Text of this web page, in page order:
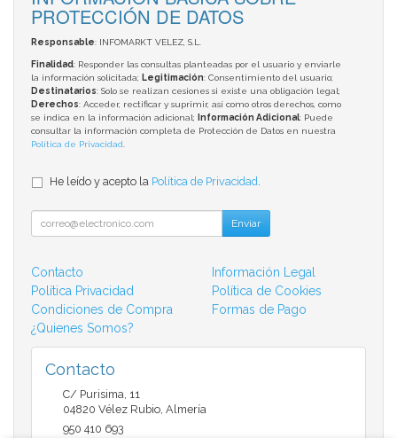
PROTECCIÓN DE DATOS
Responsable: INFOMARKT VELEZ, S.L.
Finalidad: Responder las consultas planteadas por el usuario y enviarle
la información solicitada; Legitimación: Consentimiento del usuario;
Destinatarios: Solo se realizan cesiones si existe una obligación legal;
Derechos: Acceder, rectificar y suprimir, así como otros derechos, como
se indica en la información adicional;
Información Adicional: Puede
consultar la información completa de Protección de Datos en nuestra
Política de Privacidad
He leído y acepto la Política de Privacidad
Enviar
Contacto
Información Legal
Política Privacidad
Política de Cookies
Condiciones de Compra
Formas de Pago
¿Quienes Somos?
Contacto
C/ Purisima, 11
04820 Vélez Rubio Almería
950 410 693